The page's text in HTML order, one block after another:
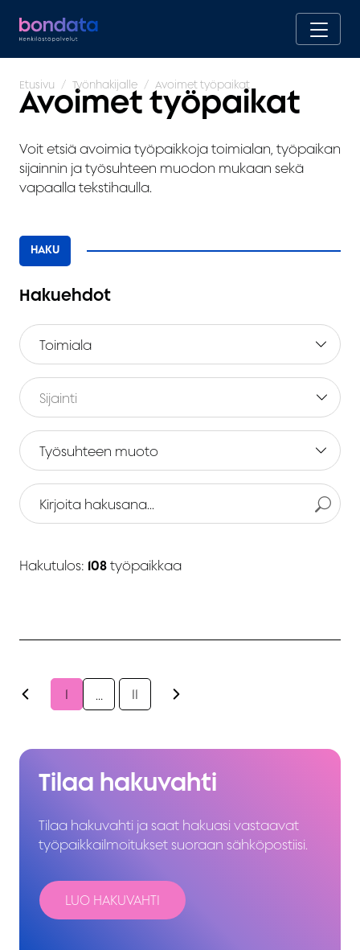
Etusivu Työnhakijalle Avoimet työpaikat
Avoimet työpaikat
Voit etsiä avoimia työpaikkoja toimialan, työpaikan
sijainnin ja työsuhteen muodon mukaan sekä
vapaalla tekstihaulla.
HAKU
Hakutulos: 108 työpaikkaa
1 11
Hakuehdot
Toimiala
Työsuhteen muoto
Tilaa hakuvahti
Tilaa hakuvahti ja saat hakuasi vastaavat
työpaikkailmoitukset suoraan sähköpostiisi.
LUO HAKUVAHTI